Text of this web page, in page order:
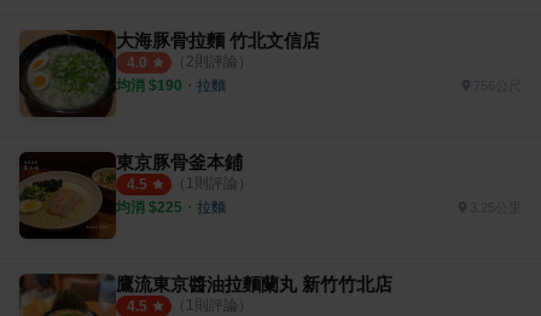
大海豚骨拉麵 竹北文信店
4.0 （ 2則評論）
均消 $190 ・ 拉麵 756公尺
東京豚骨釜本鋪
4.5 （ 1則評論）
均消 $225 ・ 拉麵 3.25公里
鷹流東京醬油拉麵蘭丸 新竹竹北店
4.5 （ 1則評論）